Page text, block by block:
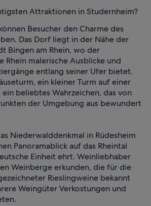
Attraktionen in Studernheim?
Besucher den Charme des
Das Dorf liegt in der Nähe der
Bingen am Rhein, wo der
Rhein malerische Ausblicke und
entlang seiner Ufer bietet.
ein kleiner Turm auf einer
ein beliebtes Wahrzeichen, das von
der Umgebung aus bewundert
Niederwalddenkmal in Rüdesheim
Panoramablick auf das Rheintal
Einheit ehrt. Weinliebhaber
Weinberge erkunden, die für die
Rieslingweine bekannt
Weingüter Verkostungen und